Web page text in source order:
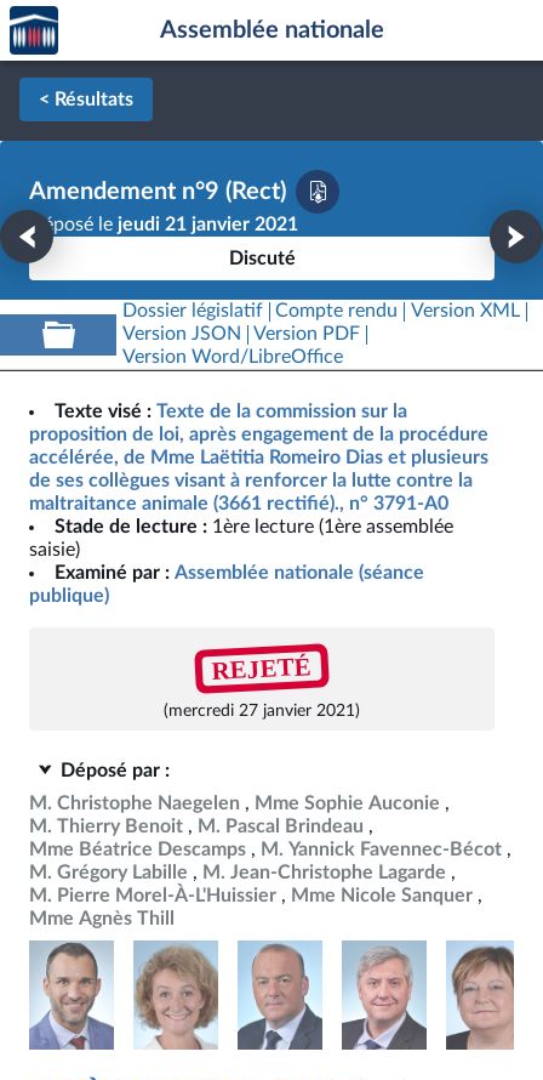
Aller au contenu
Aller en bas de la page
Accèder
à la
page
d'accueil
Assemblée nationale
< Résultats
Amendement n°9 (Rect)
Déposé le jeudi 21 janvier 2021
Discuté
Dossier législatif Compte rendu
Version XML
Version JSON
Version PDF
Version Word/LibreOffice
Texte visé : Texte de la commission sur la
proposition de loi, après engagement de la procédure
accélérée, de Mme Laëtitia Romeiro Dias et plusieurs
de ses collègues visant à renforcer la lutte contre la
maltraitance animale (3661 rectifié)., n° 3791-A0
Stade de lecture : 1ère lecture (1ère assemblée
saisie)
Examiné par : Assemblée nationale (séance
publique)
REJETÉ
(mercredi 27 janvier 2021)
Déposé par :
M. Christophe Naegelen
Mme Sophie Auconie
M. Thierry Benoit
M. Pascal Brindeau
Mme Béatrice Descamps
M. Yannick Favennec-Bécot
M. Grégory Labille
M. Jean-Christophe Lagarde
M. Pierre Morel-À-L'Huissier
Mme Nicole Sanquer
Mme Agnès Thill